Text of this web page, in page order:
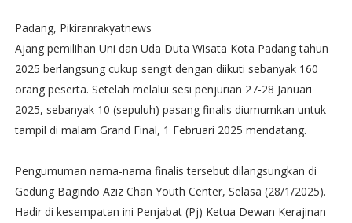
Padang, Pikiranrakyatnews
Ajang pemilihan Uni dan Uda Duta Wisata Kota Padang tahun
2025 berlangsung cukup sengit dengan diikuti sebanyak 160
orang peserta. Setelah melalui sesi penjurian 27-28 Januari
2025, sebanyak 10 (sepuluh) pasang finalis diumumkan untuk
tampil di malam Grand Final, 1 Februari 2025 mendatang.
Pengumuman nama-nama finalis tersebut dilangsungkan di
Gedung Bagindo Aziz Chan Youth Center, Selasa (28/1/2025).
Hadir di kesempatan ini Penjabat (Pj) Ketua Dewan Kerajinan